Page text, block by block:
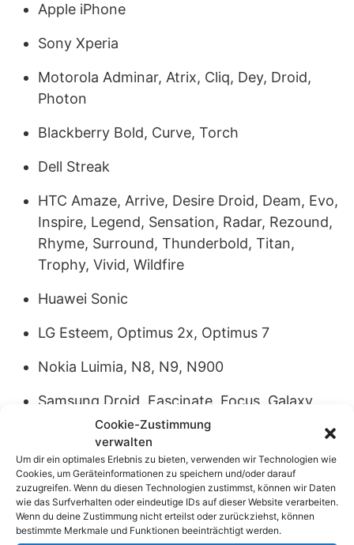
Apple iPhone
Sony Xperia
Motorola Adminar, Atrix, Cliq, Dey, Droid,
Photon
Blackberry Bold, Curve, Torch
Dell Streak
HTC Amaze, Arrive, Desire Droid, Deam, Evo,
Inspire, Legend, Sensation, Radar, Rezound,
Rhyme, Surround, Thunderbold, Titan,
Trophy, Vivid, Wildfire
Huawei Sonic
LG Esteem, Optimus 2x, Optimus 7
Nokia Luimia, N8, N9, N900
Samsung Droid, Fascinate, Focus, Galaxy
Acs/Gio/Note/S/S II, Omnia
Cookie-Zustimmung
verwalten
Um dir ein optimales Erlebnis zu bieten, verwenden wir Technologien wie
Cookies, um Geräteinformationen zu speichern und/oder darauf
zuzugreifen. Wenn du diesen Technologien zustimmst, können wir Daten
wie das Surfverhalten oder eindeutige IDs auf dieser Website verarbeiten.
Wenn du deine Zustimmung nicht erteilst oder zurückziehst, können
bestimmte Merkmale und Funktionen beeinträchtigt werden.